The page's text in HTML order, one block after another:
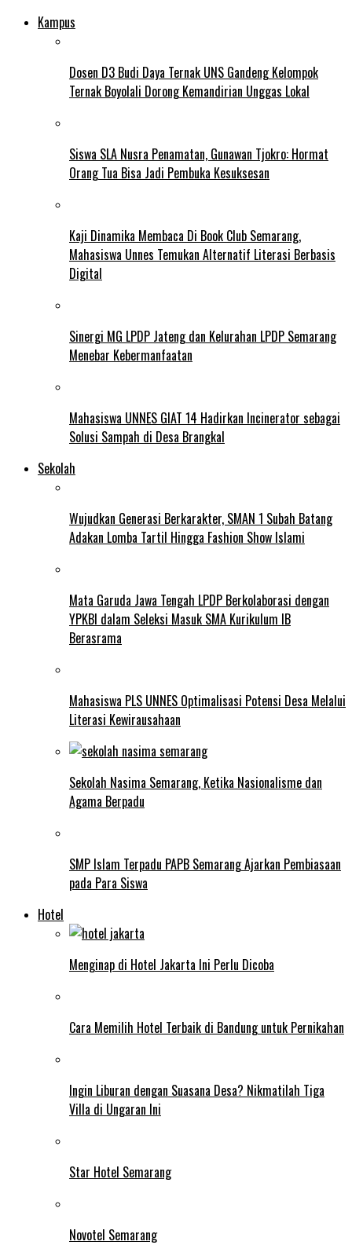
Kampus
Dosen D3 Budi Daya Ternak UNS Gandeng Kelompok
Ternak Boyolali Dorong Kemandirian Unggas Lokal
Siswa SLA Nusra Penamatan, Gunawan Tjokro: Hormat
Orang Tua Bisa Jadi Pembuka Kesuksesan
Kaji Dinamika Membaca Di Book Club Semarang,
Mahasiswa Unnes Temukan Alternatif Literasi Berbasis
Digital
Sinergi MG LPDP Jateng dan Kelurahan LPDP Semarang
Menebar Kebermanfaatan
Mahasiswa UNNES GIAT 14 Hadirkan Incinerator sebagai
Solusi Sampah di Desa Brangkal
Sekolah
Wujudkan Generasi Berkarakter, SMAN 1 Subah Batang
Adakan Lomba Tartil Hingga Fashion Show Islami
Mata Garuda Jawa Tengah LPDP Berkolaborasi dengan
YPKBI dalam Seleksi Masuk SMA Kurikulum IB
Berasrama
Mahasiswa PLS UNNES Optimalisasi Potensi Desa Melalui
Literasi Kewirausahaan
Sekolah Nasima Semarang, Ketika Nasionalisme dan
Agama Berpadu
SMP Islam Terpadu PAPB Semarang Ajarkan Pembiasaan
pada Para Siswa
Hotel
Menginap di Hotel Jakarta Ini Perlu Dicoba
Cara Memilih Hotel Terbaik di Bandung untuk Pernikahan
Ingin Liburan dengan Suasana Desa? Nikmatilah Tiga
Villa di Ungaran Ini
Star Hotel Semarang
Novotel Semarang